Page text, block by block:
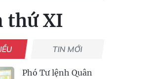
thứ XI
TIN MỚI
Phó Tư lệnh Quân